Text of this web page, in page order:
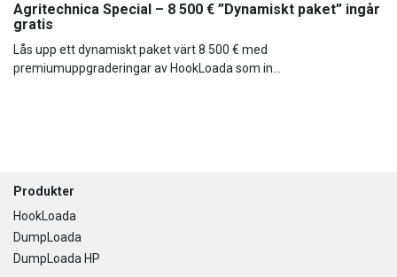
Agritechnica Special – 8 500 € ”Dynamiskt paket” ingår
gratis
Lås upp ett dynamiskt paket värt 8 500 € med
premiumuppgraderingar av HookLoada som in...
Footer
Produkter
HookLoada
DumpLoada
DumpLoada HP